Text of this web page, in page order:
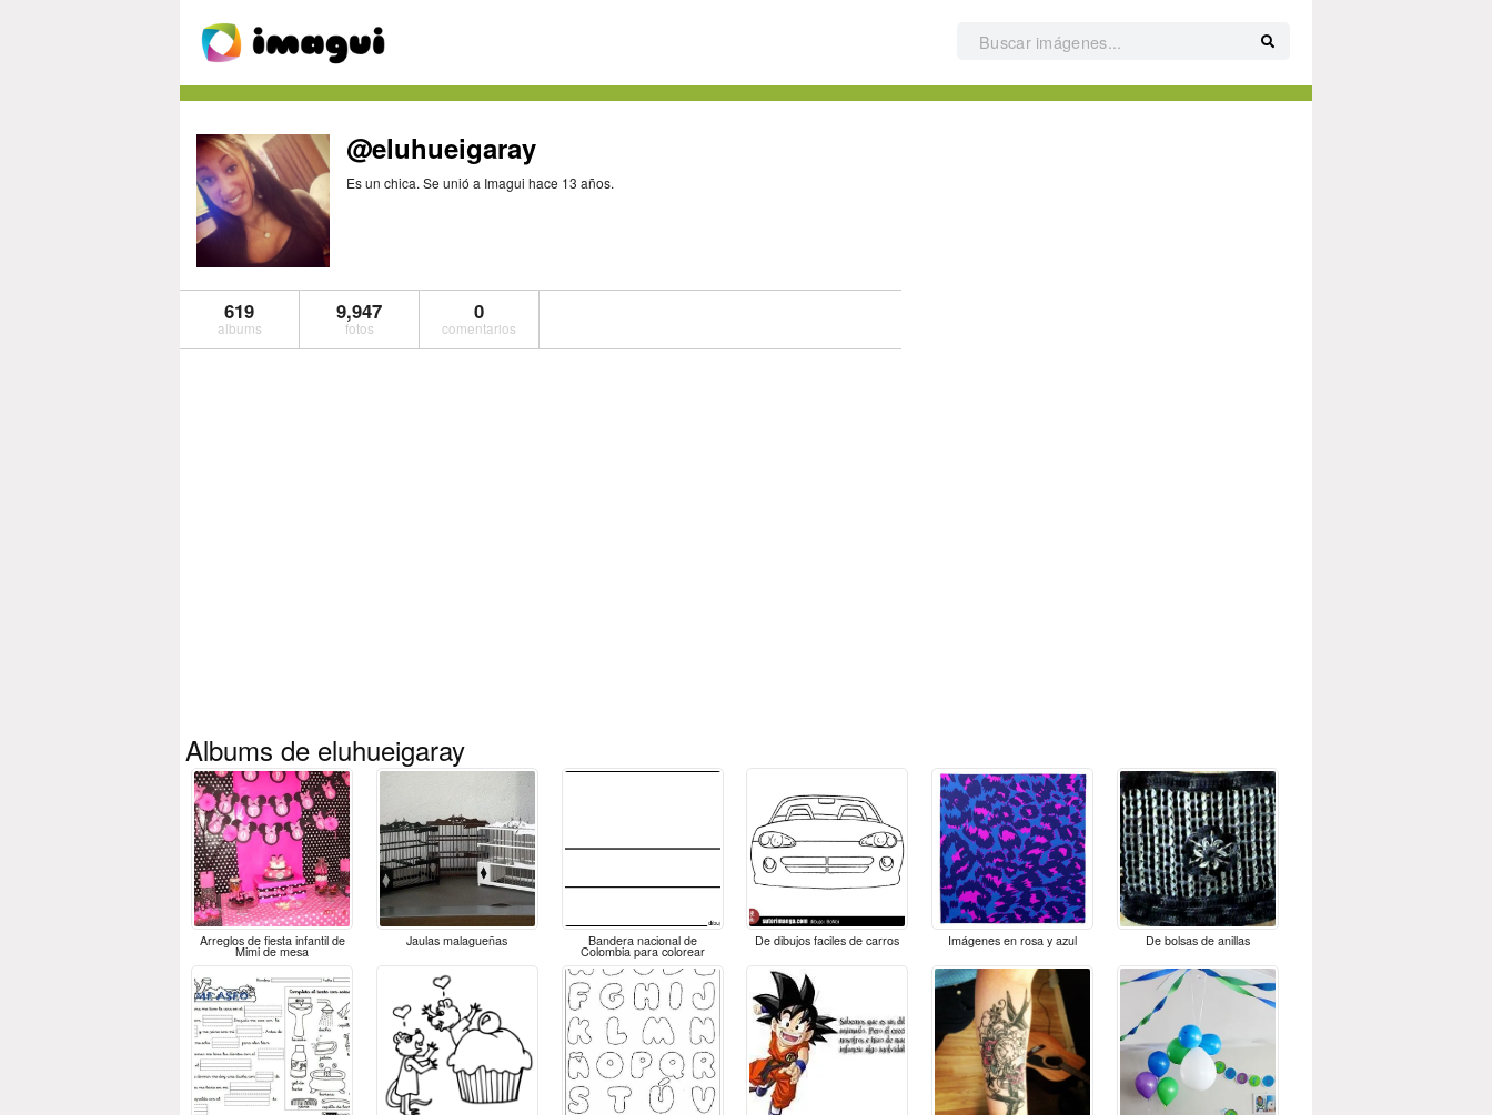
@eluhueigaray
Es un chica. Se unió a Imagui hace 13 años.
619
albums
9,947
fotos
0
comentarios
Albums de eluhueigaray
Arreglos de fiesta infantil de
Mimi de mesa
Jaulas malagueñas Bandera nacional de
Colombia para colorear
De dibujos faciles de carros Imágenes en rosa y azul De bolsas de anillas